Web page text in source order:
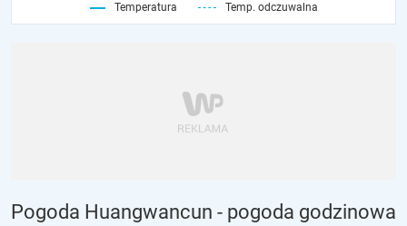
Temperatura Temp. odczuwalna
Pogoda Huangwancun - pogoda godzinowa